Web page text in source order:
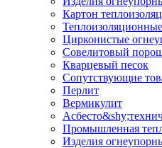
Картон
Цирконистые
Совелитовый
Кварцевый песок
Сопутствующие
Перлит
Вермикулит
Промышленная
Изделия